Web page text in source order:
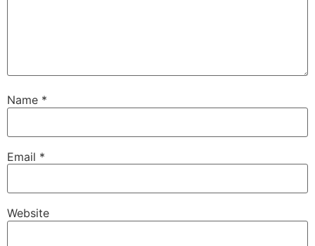
Name *
Email *
Website